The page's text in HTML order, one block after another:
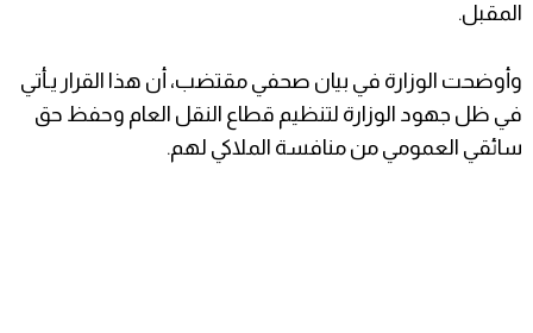
المقبل.
وأوضحت الوزارة في بيان صحفي مقتضب، أن هذا القرار يـأتي
في ظل جهود الوزارة لتنظيم قطاع النقل العام وحفظ حق
سائقي العمومي من منافسة الملاكي لهم.